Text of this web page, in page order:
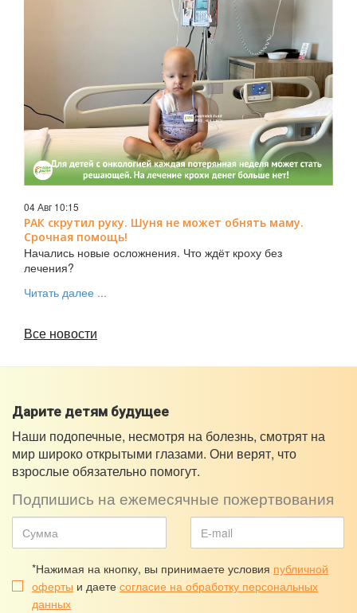
04 Авг 10:15
РАК скрутил руку. Шуня не может обнять маму.
Срочная помощь!
Начались новые осложнения. Что ждёт кроху без
лечения?
Читать далее ...
Все новости
Дарите детям будущее
Наши подопечные, несмотря на болезнь, смотрят на
мир широко открытыми глазами. Они верят, что
взрослые обязательно помогут.
Подпишись на ежемесячные пожертвования
*Нажимая на кнопку, вы принимаете условия публичной
оферты и даете согласие на обработку персональных
данных